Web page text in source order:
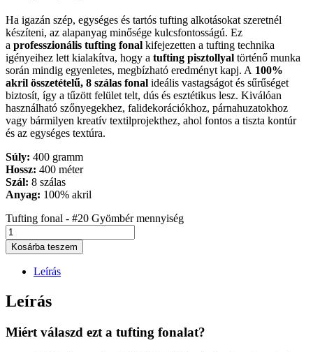
Ha igazán szép, egységes és tartós tufting alkotásokat szeretnél
készíteni, az alapanyag minősége kulcsfontosságú. Ez
a professzionális tufting fonal kifejezetten a tufting technika
igényeihez lett kialakítva, hogy a tufting pisztollyal történő munka
során mindig egyenletes, megbízható eredményt kapj. A 100%
akril összetételű, 8 szálas fonal ideális vastagságot és sűrűséget
biztosít, így a tűzött felület telt, dús és esztétikus lesz. Kiválóan
használható szőnyegekhez, falidekorációkhoz, párnahuzatokhoz
vagy bármilyen kreatív textilprojekthez, ahol fontos a tiszta kontúr
és az egységes textúra.
Súly: 400 gramm
Hossz: 400 méter
Szál: 8 szálas
Anyag: 100% akril
Tufting fonal - #20 Gyömbér mennyiség
Kosárba teszem
Leírás
Leírás
Miért válaszd ezt a tufting fonalat?